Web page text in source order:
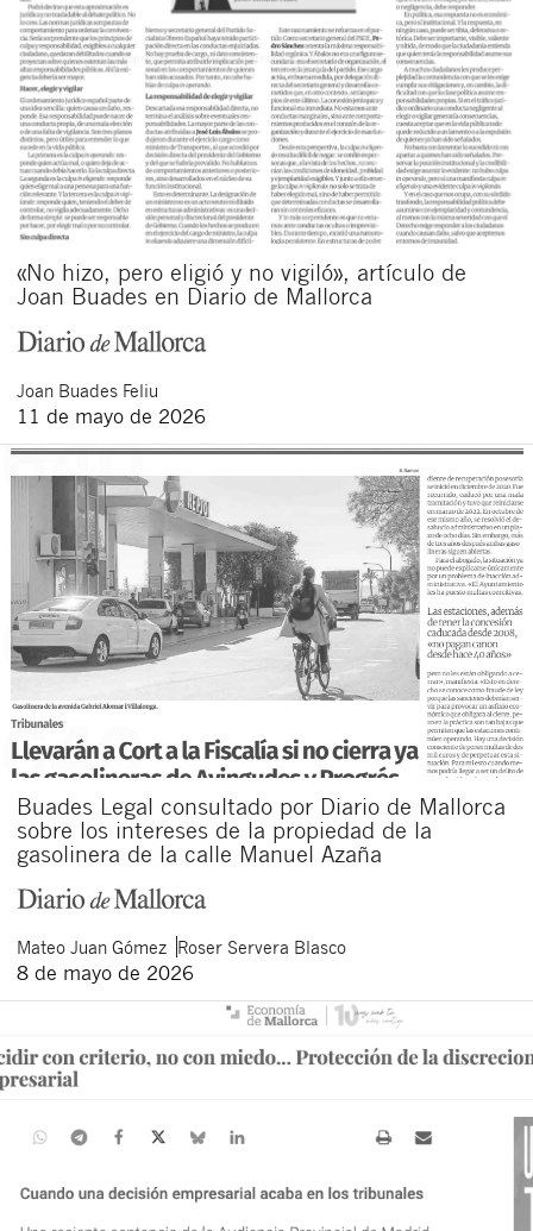
«No hizo, pero eligió y no vigiló», artículo de
Joan Buades en Diario de Mallorca
Joan Buades Feliu
11 de mayo de 2026
Buades Legal consultado por Diario de Mallorca
sobre los intereses de la propiedad de la
gasolinera de la calle Manuel Azaña
Mateo Juan Gómez Roser Servera Blasco
8 de mayo de 2026